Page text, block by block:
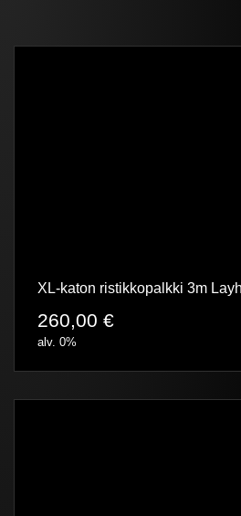
XL-katon ristikkopalkki 3m
260,00 €
alv. 0%